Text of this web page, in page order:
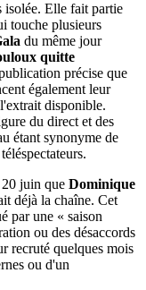
isolée. Elle fait partie
touche plusieurs
du même jour
quitte
précise que
également leur
disponible.
du direct et des
étant synonyme de
juin que Dominique
déjà la chaîne. Cet
par une « saison
ou des désaccords
recruté quelques mois
ou d'un